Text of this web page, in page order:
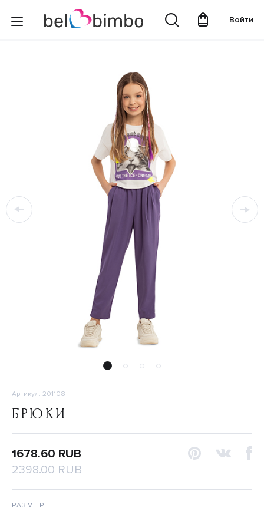
Войти
Артикул: 201108
БРЮКИ
1678.60 RUB
2398.00 RUB
РАЗМЕР